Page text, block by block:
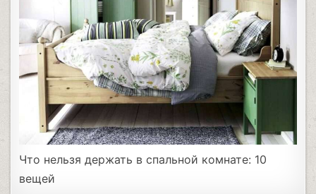
Что нельзя держать в спальной комнате: 10
вещей